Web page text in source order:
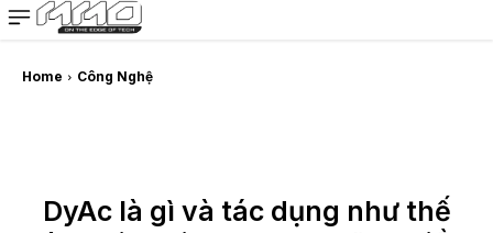
MMOSITE - Thông tin công nghệ
Bài viết nổi bật
Home Công Nghệ
DyAc là gì và tác dụng như thế